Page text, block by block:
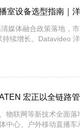
即将开幕！
室设备选型指南｜
清媒体融合政策落地，
持续增长。Datavideo
宏正以全链路
物联网等新技术全面
中心、户外移动直播